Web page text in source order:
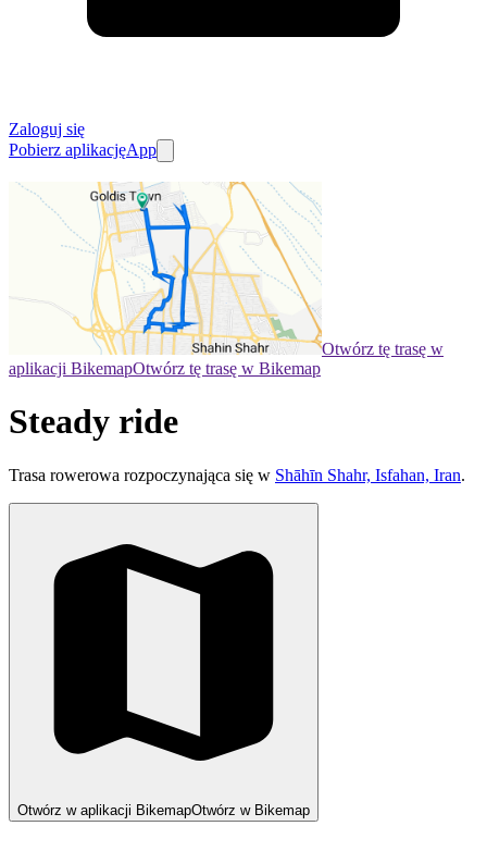
Zaloguj się
Pobierz aplikacjęApp
Otwórz tę trasę w
aplikacji BikemapOtwórz tę trasę w Bikemap
Steady ride
Trasa rowerowa rozpoczynająca się w Shāhīn Shahr, Isfahan, Iran.
Otwórz w aplikacji BikemapOtwórz w Bikemap